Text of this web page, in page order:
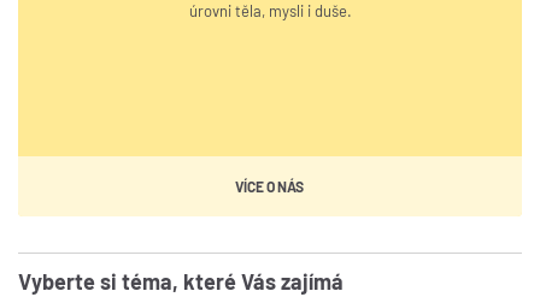
úrovni těla, mysli i duše.
VÍCE O NÁS
Vyberte si téma, které Vás zajímá